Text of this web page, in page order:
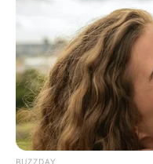
BUZZDAY